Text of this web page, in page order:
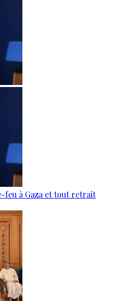
feu à Gaza et tout retrait